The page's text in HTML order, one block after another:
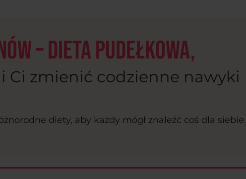
– dieta pudełkowa,
Ci zmienić codzienne nawyki
diety, aby każdy mógł znaleźć coś dla siebie.